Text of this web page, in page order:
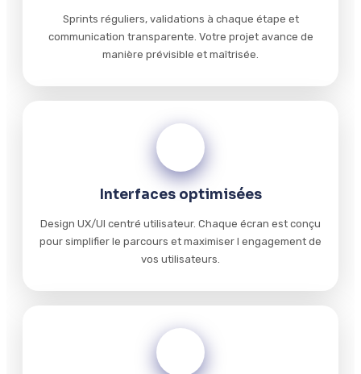
Sprints réguliers, validations à chaque étape et
communication transparente. Votre projet avance de
manière prévisible et maîtrisée.
Interfaces optimisées
Design UX/UI centré utilisateur. Chaque écran est conçu
pour simplifier le parcours et maximiser l engagement de
vos utilisateurs.